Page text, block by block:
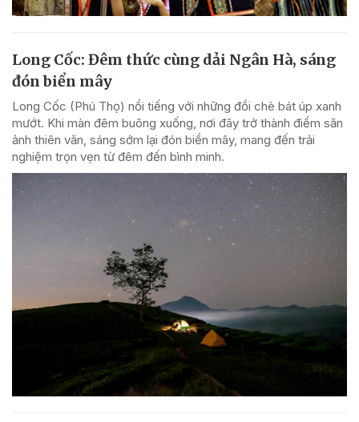
Long Cốc: Đêm thức cùng dải Ngân Hà, sáng
đón biển mây
Long Cốc (Phú Thọ) nổi tiếng với những đồi chè bát úp xanh
mướt. Khi màn đêm buông xuống, nơi đây trở thành điểm săn
ảnh thiên văn, sáng sớm lại đón biển mây, mang đến trải
nghiệm trọn vẹn từ đêm đến bình minh.